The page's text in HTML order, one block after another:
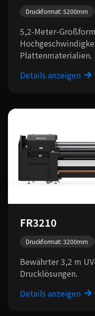
Druckformat: 5200mm
5,2-Meter-
Plattenmaterialien.
Details anzeigen
FR3210
Druckformat: 3200mm
Bewährter 3,2 m
Drucklösungen.
Details anzeigen